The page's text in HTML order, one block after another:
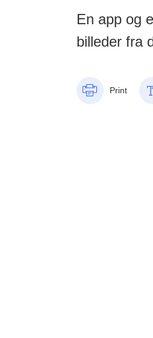
En app og
billeder fra
Print